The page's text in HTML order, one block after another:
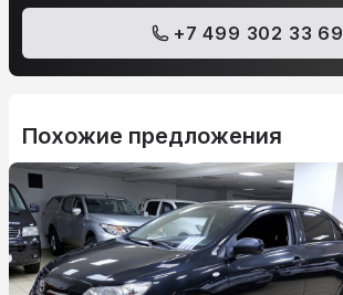
+7 499 302 33 69
Похожие предложения